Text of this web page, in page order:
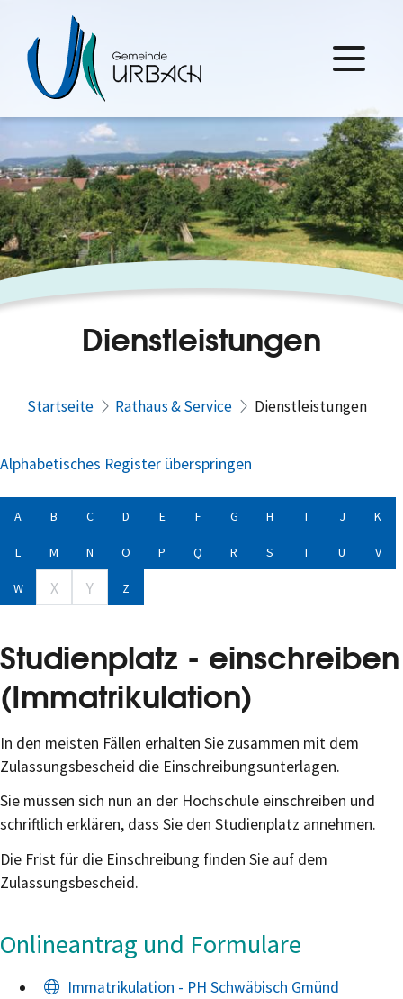
Dienstleistungen
Startseite Rathaus & Service Dienstleistungen
Alphabetisches Register überspringen
A B C D E F G H I J K
L M N O P Q R S T U V
W X Y Z
Studienplatz - einschreiben
(Immatrikulation)
In den meisten Fällen erhalten Sie zusammen mit dem
Zulassungsbescheid die Einschreibungsunterlagen.
Sie müssen sich nun an der Hochschule einschreiben und
schriftlich erklären, dass Sie den Studienplatz annehmen.
Die Frist für die Einschreibung finden Sie auf dem
Zulassungsbescheid.
Onlineantrag und Formulare
Immatrikulation - PH Schwäbisch Gmünd